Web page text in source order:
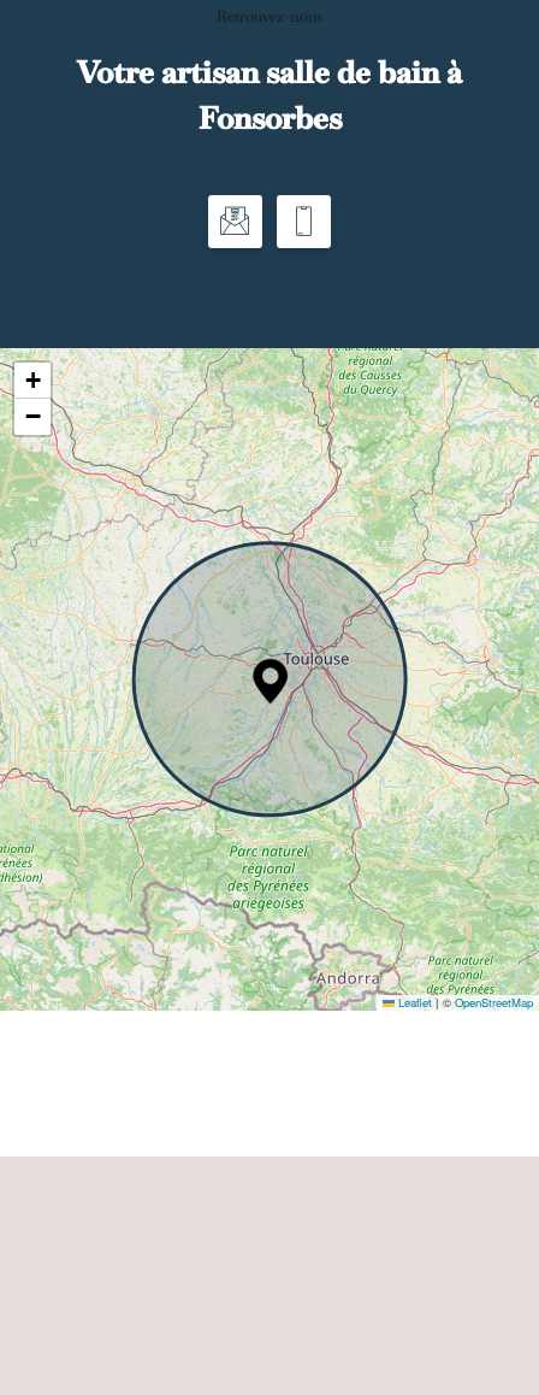
Retrouvez-nous
Votre artisan salle de bain à
Fonsorbes
+
−
Leaflet |©OpenStreetMap